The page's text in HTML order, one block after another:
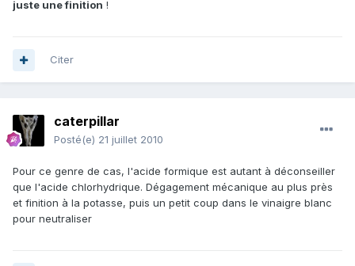
juste une finition !
Citer
caterpillar
Posté(e) 21 juillet 2010
Pour ce genre de cas, l'acide formique est autant à déconseiller
que l'acide chlorhydrique. Dégagement mécanique au plus près
et finition à la potasse, puis un petit coup dans le vinaigre blanc
pour neutraliser